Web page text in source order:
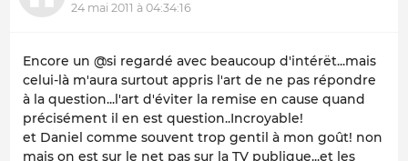
24 mai 2011 à 04:34:16
Encore un @si regardé avec beaucoup d'intérët...mais
celui-là m'aura surtout appris l'art de ne pas répondre
à la question...l'art d'éviter la remise en cause quand
précisément il en est question..Incroyable!
et Daniel comme souvent trop gentil à mon goût! non
mais on est sur le net pas sur la TV publique...et les